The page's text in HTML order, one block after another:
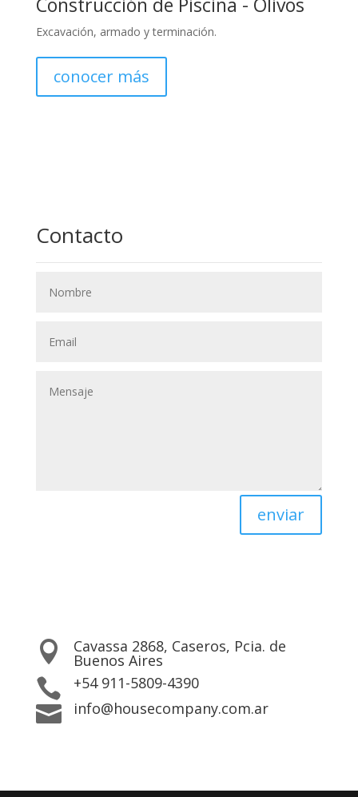
Excavación, armado y terminación.
conocer más
Contacto
enviar
 Cavassa 2868, Caseros, Pcia. de
Buenos Aires
 +54 911-5809-4390
 info@housecompany.com.ar